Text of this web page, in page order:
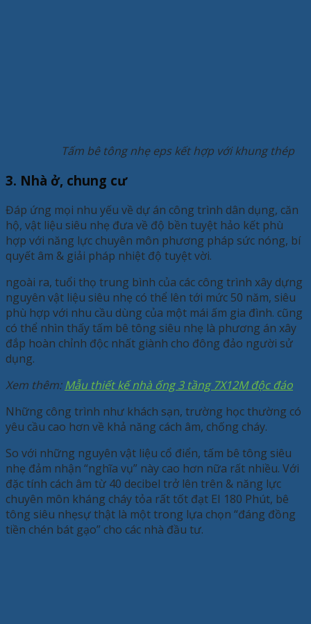
Tấm bê tông nhẹ eps kết hợp với khung thép
3. Nhà ở, chung cư
Đáp ứng mọi nhu yếu về dự án công trình dân dụng, căn
hộ, vật liệu siêu nhẹ đưa về độ bền tuyệt hảo kết phù
hợp với năng lực chuyên môn phương pháp sức nóng, bí
quyết âm & giải pháp nhiệt độ tuyệt vời.
ngoài ra, tuổi thọ trung bình của các công trình xây dựng
nguyên vật liệu siêu nhẹ có thể lên tới mức 50 năm, siêu
phù hợp với nhu cầu dùng của một mái ấm gia đình. cũng
có thể nhìn thấy tấm bê tông siêu nhẹ là phương án xây
đắp hoàn chỉnh độc nhất giành cho đông đảo người sử
dụng.
Xem thêm:Mẫu thiết kế nhà ống 3 tầng 7X12M độc đáo
Những công trình như khách sạn, trường học thường có
yêu cầu cao hơn về khả năng cách âm, chống cháy.
So với những nguyên vật liệu cổ điển, tấm bê tông siêu
nhẹ đảm nhận “nghĩa vụ” này cao hơn nữa rất nhiều. Với
đặc tính cách âm từ 40 decibel trở lên trên & năng lực
chuyên môn kháng cháy tỏa rất tốt đạt EI 180 Phút, bê
tông siêu nhẹsự thật là một trong lựa chọn “đáng đồng
tiền chén bát gạo” cho các nhà đầu tư.